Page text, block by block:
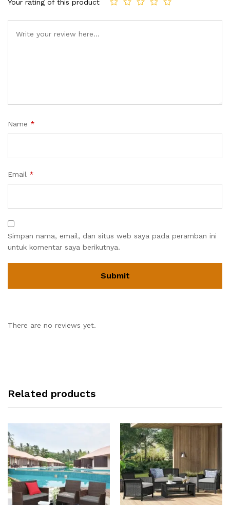
Your rating of this product
Name *
Email *
Simpan nama, email, dan situs web saya pada peramban ini
untuk komentar saya berikutnya.
There are no reviews yet.
Related products